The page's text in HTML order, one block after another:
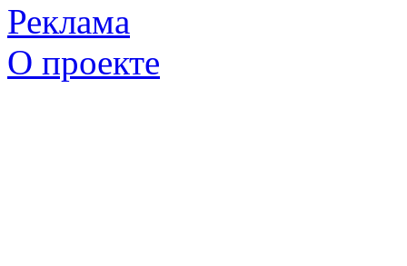
Реклама
О проекте